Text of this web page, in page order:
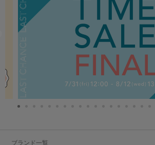
ブランド一覧